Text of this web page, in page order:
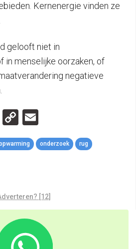
Kernenergie vinden ze
gelooft niet in
in menselijke oorzaken, of
negatieve
WhatsApp
Copy
Link
onderzoek rug
[12]